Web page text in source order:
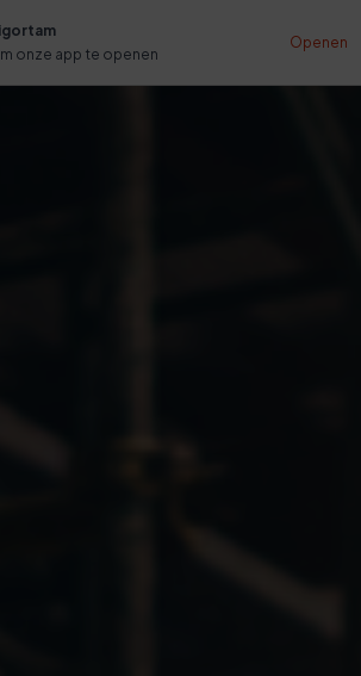
onze app te openen
Openen